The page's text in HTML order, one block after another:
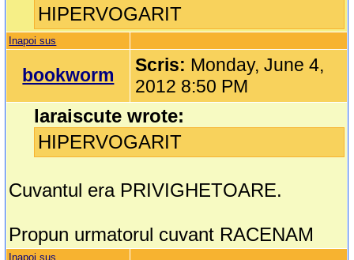
HIPERVOGARIT
Inapoi sus
bookworm Scris: Monday, June 4,
2012 8:50 PM
laraiscute wrote:
HIPERVOGARIT
Cuvantul era PRIVIGHETOARE.
Propun urmatorul cuvant RACENAM
Inapoi sus